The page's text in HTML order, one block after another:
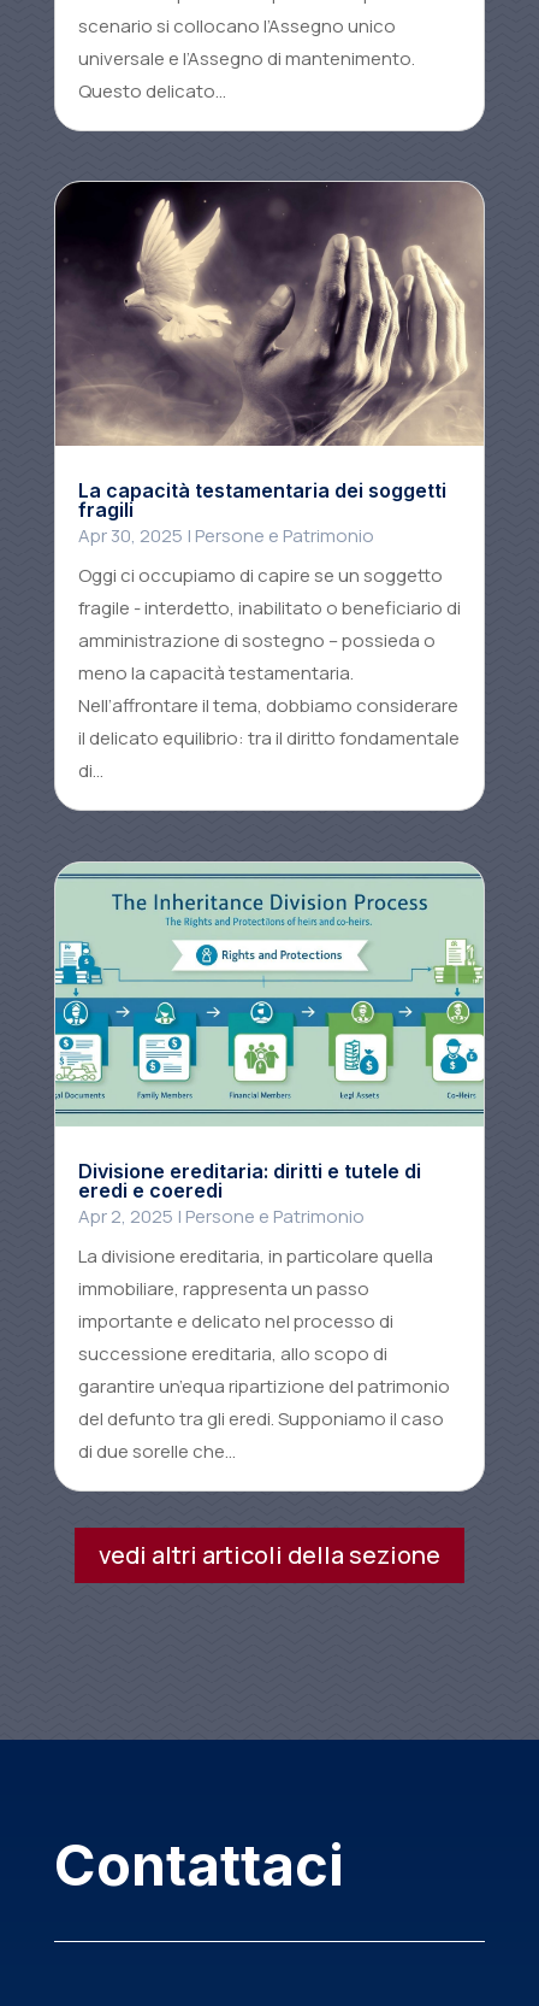
scenario si collocano l’Assegno unico
universale e l’Assegno di mantenimento.
Questo delicato...
La capacità testamentaria dei soggetti
fragili
Apr 30, 2025 | Persone e Patrimonio
Oggi ci occupiamo di capire se un soggetto
fragile - interdetto, inabilitato o beneficiario di
amministrazione di sostegno – possieda o
meno la capacità testamentaria.
Nell’affrontare il tema, dobbiamo considerare
il delicato equilibrio: tra il diritto fondamentale
di...
Divisione ereditaria: diritti e tutele di
eredi e coeredi
Apr 2, 2025 | Persone e Patrimonio
La divisione ereditaria, in particolare quella
immobiliare, rappresenta un passo
importante e delicato nel processo di
successione ereditaria, allo scopo di
garantire un’equa ripartizione del patrimonio
del defunto tra gli eredi. Supponiamo il caso
di due sorelle che...
vedi altri articoli della sezione
Contattaci